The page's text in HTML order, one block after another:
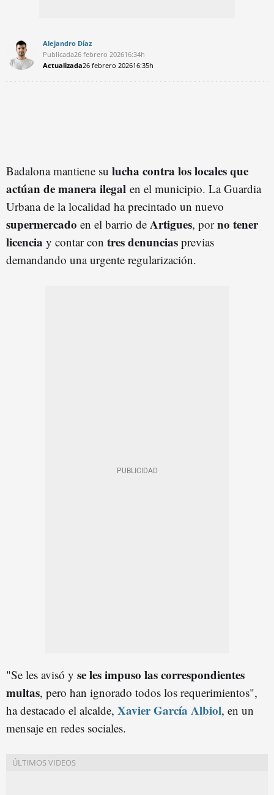
Alejandro Díaz
Publicada26 febrero 202616:34h
Actualizada26 febrero 202616:35h
Badalona mantiene su lucha contra los locales que
actúan de manera ilegal en el municipio. La Guardia
Urbana de la localidad ha precintado un nuevo
supermercado en el barrio de Artigues, porno tener
licencia y contar con tres denuncias previas
demandando una urgente regularización.
"Se les avisó y se les impuso las correspondientes
multas, pero han ignorado todos los requerimientos",
ha destacado el alcalde, Xavier García Albiol, en un
mensaje en redes sociales.